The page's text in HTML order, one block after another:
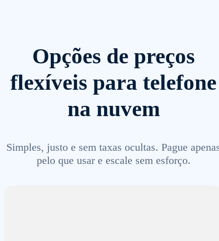
Opções de preços
flexíveis para telefone
na nuvem
Simples, justo e sem taxas ocultas. Pague
pelo que usar e escale sem esforço.